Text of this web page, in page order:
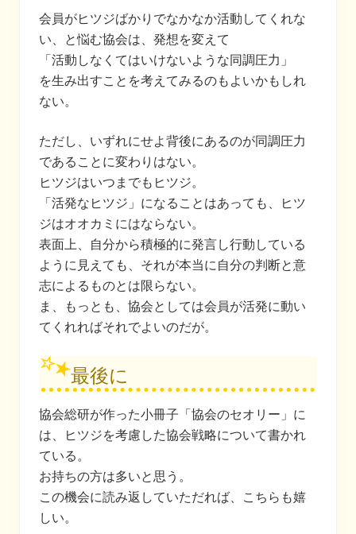
会員がヒツジばかりでなかなか活動してくれな
い、と悩む協会は、発想を変えて
「活動しなくてはいけないような同調圧力」
を生み出すことを考えてみるのもよいかもしれ
ない。
ただし、いずれにせよ背後にあるのが同調圧力
であることに変わりはない。
ヒツジはいつまでもヒツジ。
「活発なヒツジ」になることはあっても、ヒツ
ジはオオカミにはならない。
表面上、自分から積極的に発言し行動している
ように見えても、それが本当に自分の判断と意
志によるものとは限らない。
ま、もっとも、協会としては会員が活発に動い
てくれればそれでよいのだが。
最後に
協会総研が作った小冊子「協会のセオリー」に
は、ヒツジを考慮した協会戦略について書かれ
ている。
お持ちの方は多いと思う。
この機会に読み返していただれば、こちらも嬉
しい。